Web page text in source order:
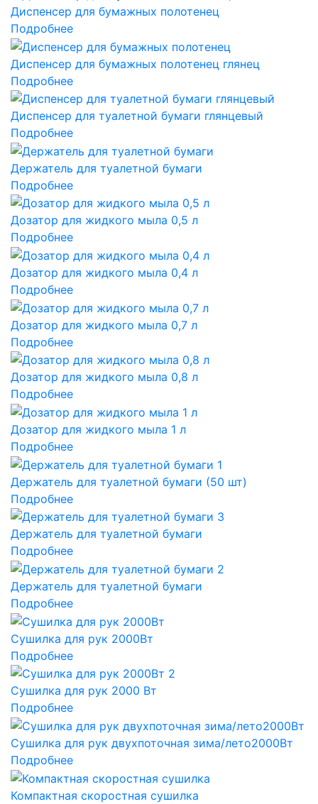
Диспенсер для бумажных полотенец
Подробнее
Диспенсер для бумажных полотенец глянец
Подробнее
Диспенсер для туалетной бумаги глянцевый
Подробнее
Держатель для туалетной бумаги
Подробнее
Дозатор для жидкого мыла 0,5 л
Подробнее
Дозатор для жидкого мыла 0,4 л
Подробнее
Дозатор для жидкого мыла 0,7 л
Подробнее
Дозатор для жидкого мыла 0,8 л
Подробнее
Дозатор для жидкого мыла 1 л
Подробнее
Держатель для туалетной бумаги (50 шт)
Подробнее
Держатель для туалетной бумаги
Подробнее
Держатель для туалетной бумаги
Подробнее
Cушилка для рук 2000Вт
Подробнее
Cушилка для рук 2000 Вт
Подробнее
Сушилка для рук двухпоточная зима/лето2000Вт
Подробнее
Компактная скоростная сушилка